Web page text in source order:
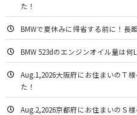
た！
BMWで夏休みに帰省する前に！長
BMW 523dのエンジンオイル量は
Aug.1,2026大阪府にお住まいのＴ
た！
Aug.2,2026京都府にお住まいのＳ